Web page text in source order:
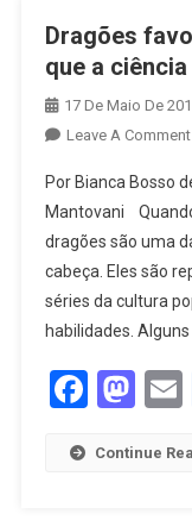
Dragões
que a
17 De Maio De
Leave A Comment
Por Bianca Bosso
Mantovani
dragões são uma
cabeça. Eles são
séries da cultura
habilidades.
Continue